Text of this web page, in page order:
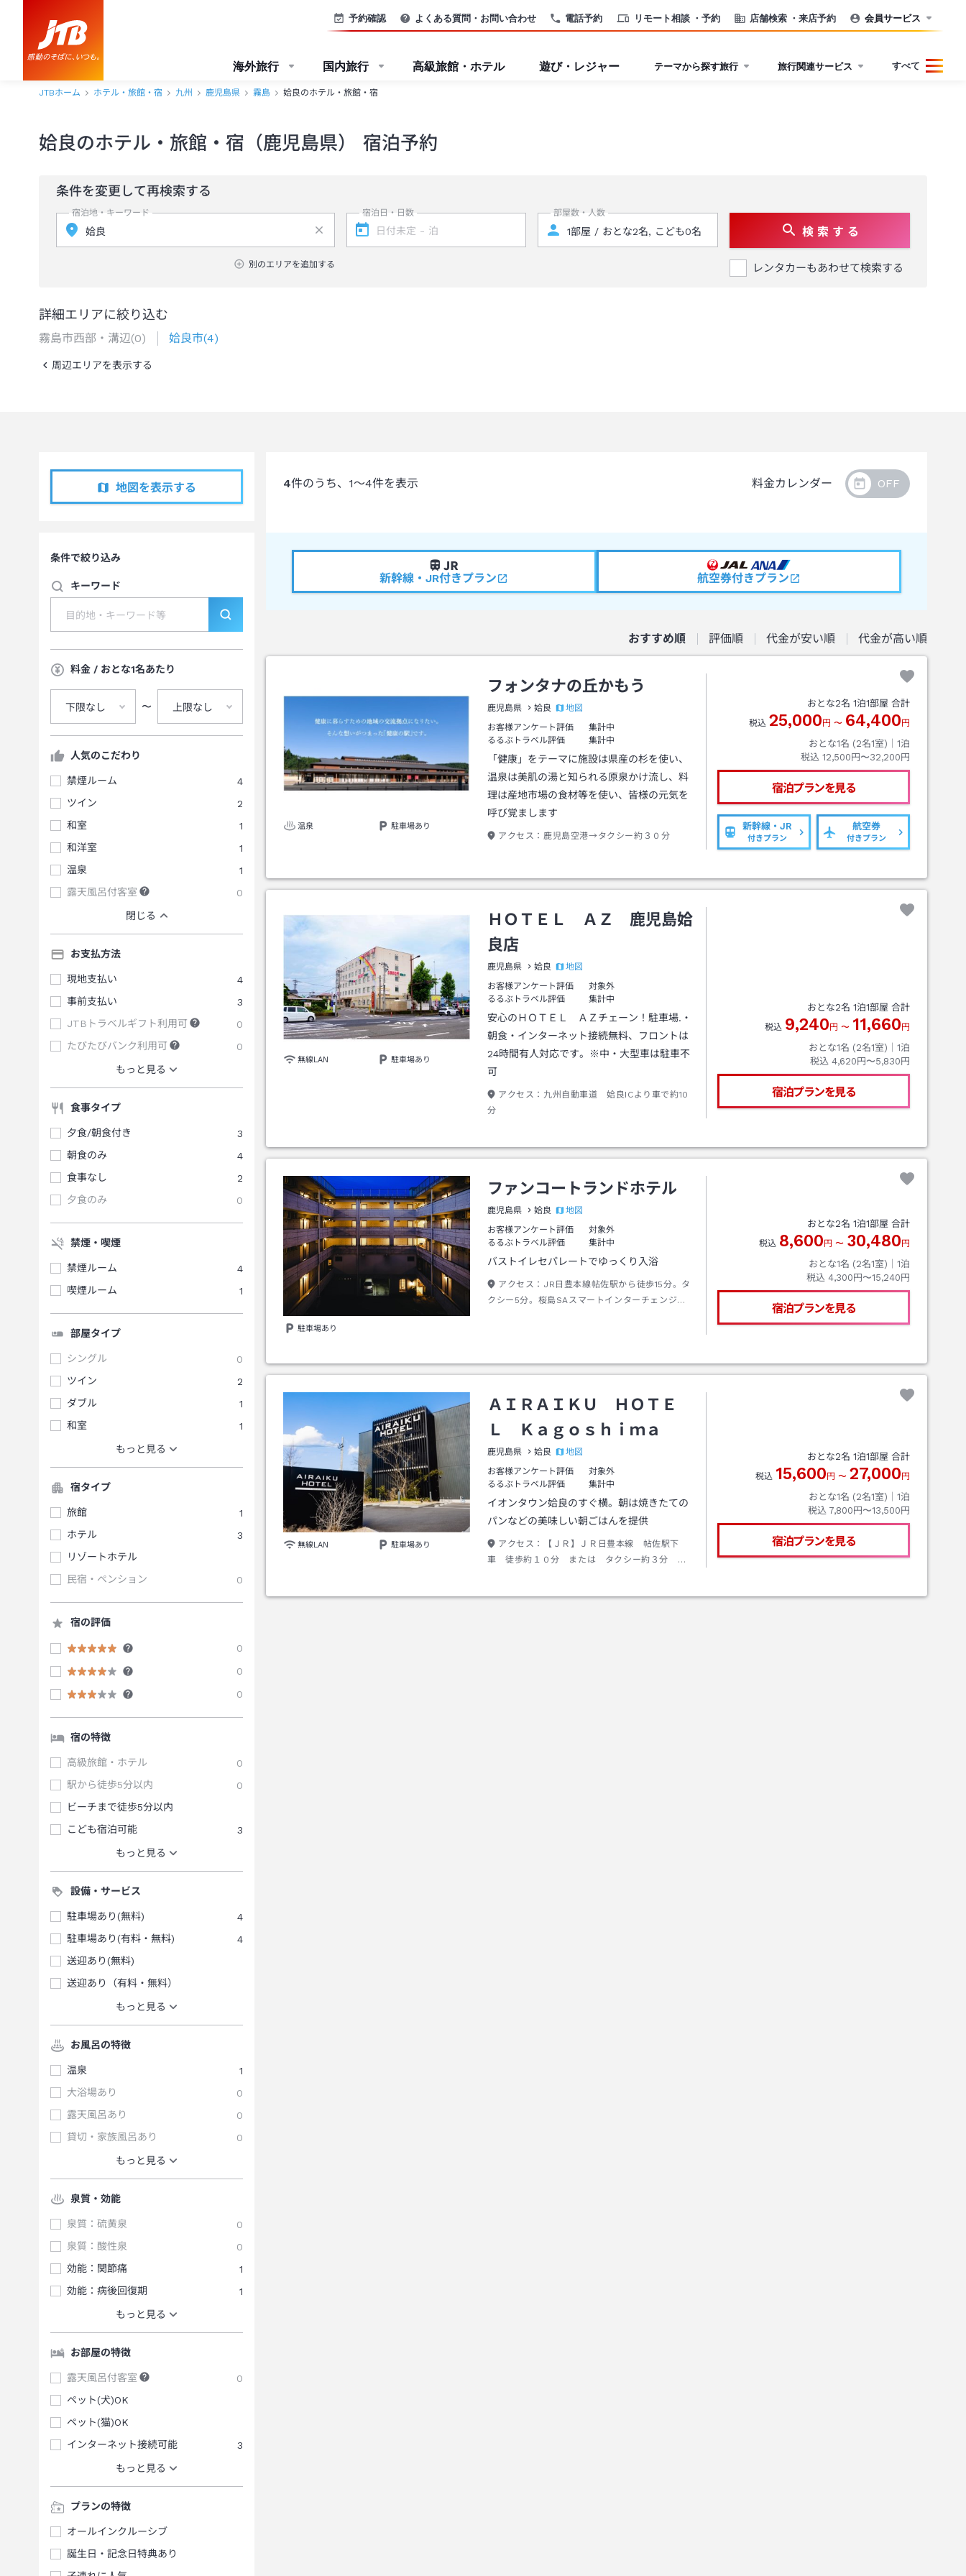
電話予約 リモート相談 ・予約 店舗検索 ・来店予約
予約確認 よくある質問・お問い合わせ 会員サービス
海外旅行 国内旅行 高級旅館・ホテル 遊び・レジャー テーマから探す旅行 旅行関連サービス すべて
JTBホーム ホテル・旅館・宿 九州 鹿児島県 霧島 姶良のホテル・旅館・宿
姶良のホテル・旅館・宿（鹿児島県） 宿泊予約
条件を変更して再検索する
宿泊地・キーワード
別のエリアを追加する
宿泊日・日数 部屋数・人数
検 索 す る
レンタカーもあわせて検索する
詳細エリアに絞り込む
霧島市西部・溝辺(0) 姶良市(4)
周辺エリアを表示する
地図を表示する
条件で絞り込み
キーワード
料金 / おとな1名あたり
下限なし 〜 上限なし
人気のこだわり
禁煙ルーム
4
ツイン
2
和室
1
和洋室
1
温泉
1
露天風呂付客室
0
閉じる
お支払方法
現地支払い
4
事前支払い
3
JTBトラベルギフト利用可
0
たびたびバンク利用可
0
もっと見る
食事タイプ
夕食/朝食付き
3
朝食のみ
4
食事なし
2
夕食のみ
0
禁煙・喫煙
禁煙ルーム
4
喫煙ルーム
1
部屋タイプ
シングル
0
ツイン
2
ダブル
1
和室
1
もっと見る
宿タイプ
旅館
1
ホテル
3
リゾートホテル
民宿・ペンション
0
宿の評価
0
0
0
宿の特徴
高級旅館・ホテル
0
駅から徒歩5分以内
0
ビーチまで徒歩5分以内
こども宿泊可能
3
もっと見る
設備・サービス
駐車場あり(無料)
4
駐車場あり(有料・無料)
4
送迎あり(無料)
送迎あり（有料・無料）
もっと見る
お風呂の特徴
温泉
1
大浴場あり
0
露天風呂あり
0
貸切・家族風呂あり
0
もっと見る
泉質・効能
泉質：硫黄泉
0
泉質：酸性泉
0
効能：関節痛
1
効能：病後回復期
1
もっと見る
お部屋の特徴
露天風呂付客室
0
ペット(犬)OK
ペット(猫)OK
インターネット接続可能
3
もっと見る
プランの特徴
オールインクルーシブ
誕生日・記念日特典あり
4件のうち、 1～4件を表示 料金カレンダー
新幹線・JR付きプラン 航空券付きプラン
おすすめ順 評価順 代金が安い順 代金が高い順
温泉 駐車場あり
フォンタナの丘かもう
鹿児島県 姶良
地図
お客様アンケート評価
集計中
るるぶトラベル評価
集計中
「健康」をテーマに施設は県産の杉を使い、
温泉は美肌の湯と知られる原泉かけ流し、料
理は産地市場の食材等を使い、皆様の元気を
呼び覚まします
アクセス： 鹿児島空港→タクシー約３０分
おとな2名 1泊1部屋 合計
税込 25,000 円 〜 64,400 円
おとな1名 (2名1室)｜ 1泊
税込 12,500円〜32,200円
宿泊プランを見る
新幹線・JR
付きプラン
航空券
付きプラン
無線LAN 駐車場あり
ＨＯＴＥＬ ＡＺ 鹿児島姶
良店
鹿児島県 姶良
地図
お客様アンケート評価
対象外
るるぶトラベル評価
集計中
安心のＨＯＴＥＬ ＡＺチェーン！駐車場.・
朝食・インターネット接続無料、フロントは
24時間有人対応です。※中・大型車は駐車不
可
アクセス： 九州自動車道 姶良ICより車で約10
分
おとな2名 1泊1部屋 合計
税込 9,240 円 〜 11,660 円
おとな1名 (2名1室)｜ 1泊
税込 4,620円〜5,830円
宿泊プランを見る
駐車場あり
ファンコートランドホテル
鹿児島県 姶良
地図
お客様アンケート評価
対象外
るるぶトラベル評価
集計中
バストイレセパレートでゆっくり入浴
アクセス： JR日豊本線帖佐駅から徒歩15分。タ
クシー5分。桜島SAスマートインターチェンジよ
にご予約が必要となります。台数制限あり。必ず
す。
おとな2名 1泊1部屋 合計
税込 8,600 円 〜 30,480 円
おとな1名 (2名1室)｜ 1泊
税込 4,300円〜15,240円
宿泊プランを見る
無線LAN 駐車場あり
ＡＩＲＡＩＫＵ ＨＯＴＥ
Ｌ Ｋａｇｏｓｈｉｍａ
鹿児島県 姶良
地図
お客様アンケート評価
対象外
るるぶトラベル評価
集計中
イオンタウン姶良のすぐ横。朝は焼きたての
パンなどの美味しい朝ごはんを提供
アクセス：
【ＪＲ】ＪＲ日豊本線 帖佐駅下
車 徒歩約１０分 または タクシー約３分 料
おとな2名 1泊1部屋 合計
税込 15,600 円 〜 27,000 円
おとな1名 (2名1室)｜ 1泊
税込 7,800円〜13,500円
宿泊プランを見る